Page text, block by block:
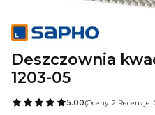
Deszczownia
1203-05
5.00(Oceny: 2 Recenzje: